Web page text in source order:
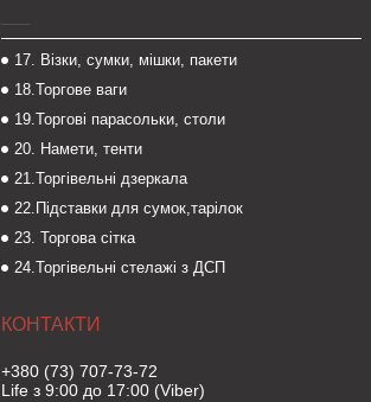
17. Візки, сумки, мішки, пакети
18.Торгове ваги
19.Торгові парасольки, столи
20. Намети, тенти
21.Торгівельні дзеркала
22.Підставки для сумок,тарілок
23. Торгова сітка
24.Торгівельні стелажі з ДСП
+380 (73) 707-73-72
Life з 9:00 до 17:00 (Viber)